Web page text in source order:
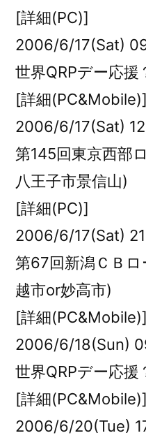
[詳細(PC)]
2006/6/17(Sat)
世界QRPデー応
[詳細(PC&Mobile)]
2006/6/17(Sat)
第145回東京西部
八王子市景信山)
[詳細(PC)]
2006/6/17(Sat)
第67回新潟ＣＢ
越市or妙高市)
[詳細(PC&Mobile)]
2006/6/18(Sun)
世界QRPデー応
[詳細(PC&Mobile)]
2006/6/20(Tue)